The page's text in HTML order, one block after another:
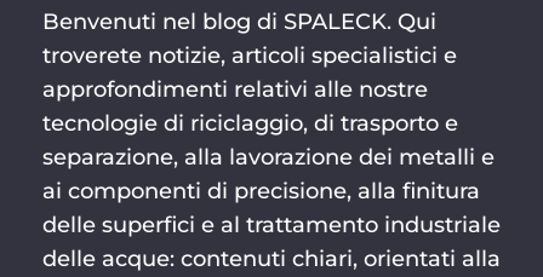
Benvenuti nel blog di SPALECK. Qui
troverete notizie, articoli specialistici e
approfondimenti relativi alle nostre
tecnologie di riciclaggio, di trasporto e
separazione, alla lavorazione dei metalli e
ai componenti di precisione, alla finitura
delle superfici e al trattamento industriale
delle acque: contenuti chiari, orientati alla